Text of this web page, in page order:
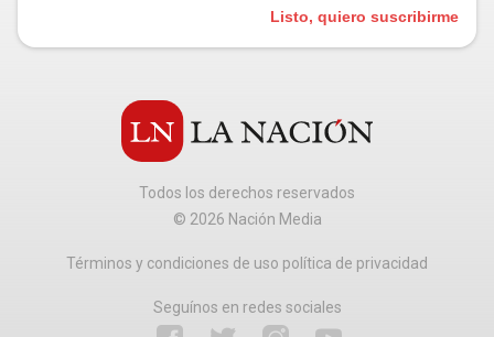
Listo, quiero suscribirme
Todos los derechos reservados
© 2026 Nación Media
Términos y condiciones de uso política de privacidad
Seguínos en redes sociales